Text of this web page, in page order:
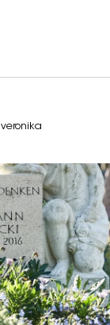
veronika